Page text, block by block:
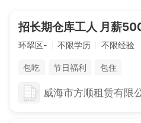
招长期仓库工人 月薪
环翠区- 不限学历 不限经验
包吃 节日福利 包住
威海市方顺租赁有限